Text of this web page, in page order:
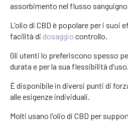
assorbimento nel flusso
L'olio di CBD è popolare per i suoi
facilità di dosaggio controllo.
Gli utenti lo preferiscono spesso
durata e per la sua flessibilità d'uso.
È disponibile in diversi punti di
alle esigenze individuali.
Molti usano l'olio di CBD per